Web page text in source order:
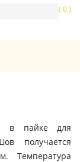
( 0 )
в пайке для
получается
Температура